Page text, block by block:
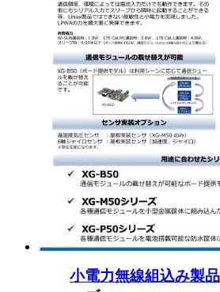
小電力無線組込み製